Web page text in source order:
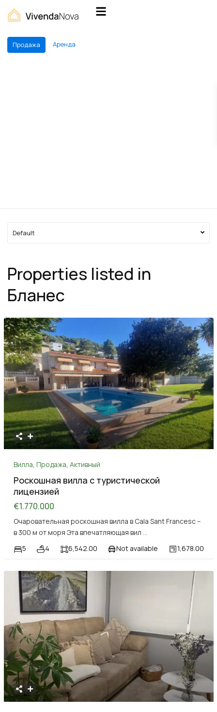
Продажа Аренда
Default
Properties listed in
Бланес
Вилла Продажа Активный
Роскошная вилла с туристической
лицензией
€1.770.000
Очаровательная роскошная вилла в Cala Sant Francesc –
в 300 м от моря Эта впечатляющая вил
5
4 6,542.00 Not available 1,678.00